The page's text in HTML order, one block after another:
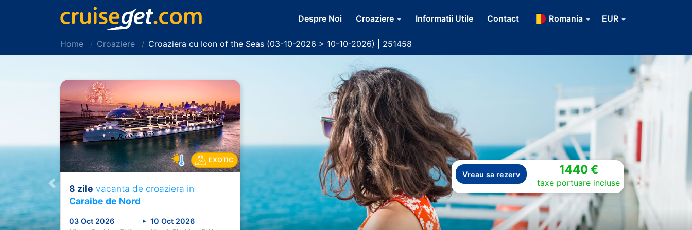
Despre Noi Croaziere Informatii Utile Contact Romania EUR
Home Croaziere Croaziera cu Icon of the Seas (03-10-2026 > 10-10-2026) | 251458
Vreau sa rezerv 1440 €
taxe portuare incluse
Previous Next
EXOTIC
8 zile vacanta de croaziera in
Caraibe de Nord
03 Oct 2026 10 Oct 2026